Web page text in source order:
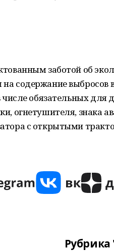
заботой об
содержание выбросов
числе обязательных для
огнетушителя, знака
с открытыми